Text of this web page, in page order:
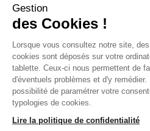
Gestion
des Cookies !
Lorsque vous consultez notre site, des
cookies sont déposés sur votre
tablette. Ceux-ci nous permettent de
d'éventuels problèmes et d'y
possibilité de paramétrer votre
typologies de cookies.
Lire la politique de confidentialité
visiteurs
RÉSEAUX
SOCIAUX
FOOTER
Facebook
NAVIGATION
Mentions légales Crédits